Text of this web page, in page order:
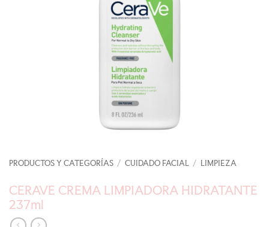
PRODUCTOS Y CATEGORÍAS / CUIDADO FACIAL / LIMPIEZA
CERAVE CREMA LIMPIADORA HIDRATANTE
237ml